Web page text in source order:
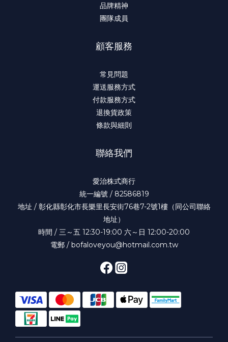
品牌精神
團隊成員
顧客服務
常見問題
運送服務方式
付款服務方式
退換貨政策
條款與細則
聯絡我們
愛治株式商行
統一編號 / 82586819
地址 / 彰化縣彰化市長樂里長安街76巷7-2號1樓（同公司聯絡
地址）
時間 / 三～五 12:30-19:00 六～日 12:00-20:00
電郵 / bofaloveyou@hotmail.com.tw